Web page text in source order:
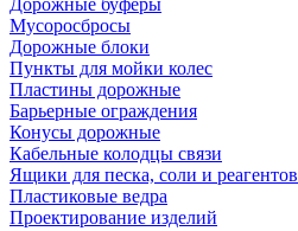
Дорожные буферы
Мусоросбросы
Дорожные блоки
Пункты для мойки колес
Пластины дорожные
Барьерные ограждения
Конусы дорожные
Кабельные колодцы связи
Ящики для песка, соли и реагентов
Пластиковые ведра
Проектирование изделий